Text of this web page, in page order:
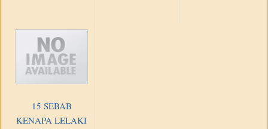
15 SEBAB
KENAPA LELAKI